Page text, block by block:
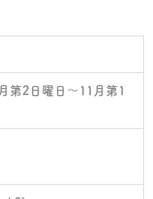
第2日曜日〜11月第1